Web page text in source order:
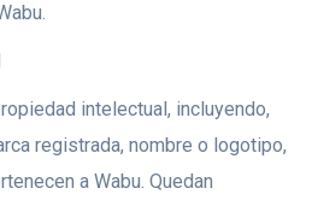
intelectual, incluyendo,
registrada, nombre o logotipo,
a Wabu. Quedan